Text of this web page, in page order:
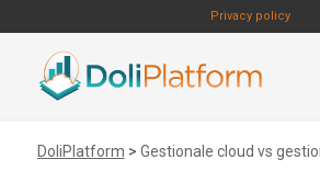
Privacy policy
DoliPlatform > Gestionale cloud vs